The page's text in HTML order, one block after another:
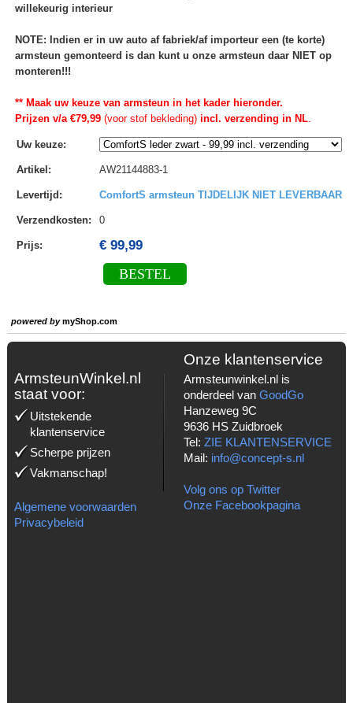
willekeurig interieur
NOTE: Indien er in uw auto af fabriek/af importeur een (te korte)
armsteun gemonteerd is dan kunt u onze armsteun daar NIET op
monteren!!!
** Maak uw keuze van armsteun in het kader hieronder.
Prijzen v/a €79,99(voor stof bekleding)incl. verzending in NL.
Uw keuze:
Artikel : AW21144883-1
Levertijd : ComfortS armsteun TIJDELIJK NIET LEVERBAAR
Verzendkosten: 0
Prijs: € 99,99
BESTEL
powered bymyShop.com
ArmsteunWinkel.nl
staat voor:
Uitstekende
klantenservice
Scherpe prijzen
Vakmanschap!
Algemene voorwaarden
Privacybeleid
Onze klantenservice
Armsteunwinkel.nl is
onderdeel van GoodGo
Hanzeweg 9C
9636 HS Zuidbroek
Tel: ZIE KLANTENSERVICE
Mail: info@concept-s.nl
Volg ons op Twitter
Onze Facebookpagina